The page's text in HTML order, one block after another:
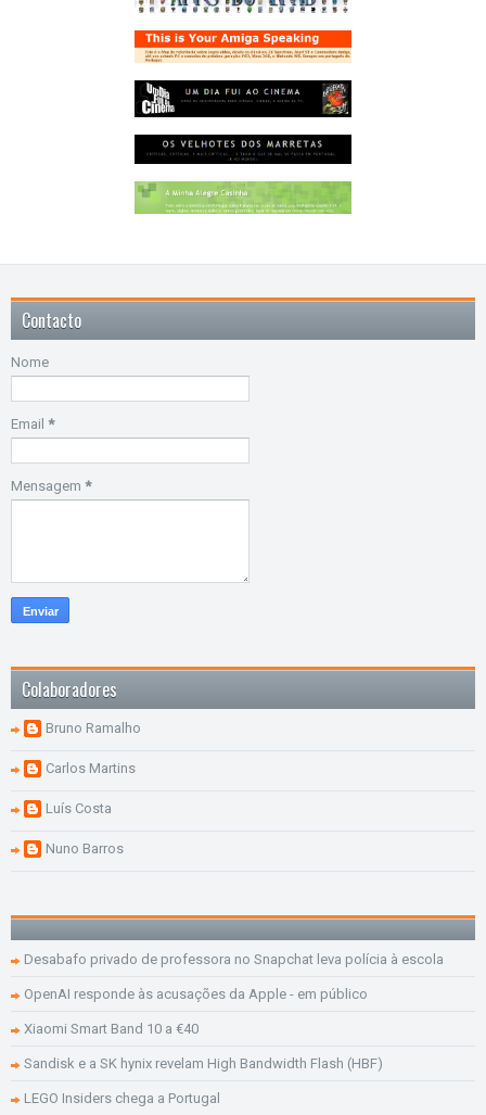
Contacto
Nome
Email *
Mensagem *
Colaboradores
Bruno Ramalho
Carlos Martins
Luís Costa
Nuno Barros
Desabafo privado de professora no Snapchat leva polícia à escola
OpenAI responde às acusações da Apple - em público
Xiaomi Smart Band 10 a €40
Sandisk e a SK hynix revelam High Bandwidth Flash (HBF)
LEGO Insiders chega a Portugal